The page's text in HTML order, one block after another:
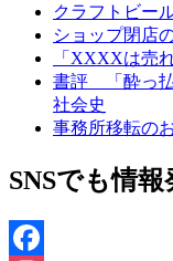
クラフトビー
ショップ閉店
「XXXXは売
書評 「酔っ払
社会史
事務所移転の
SNSでも情報